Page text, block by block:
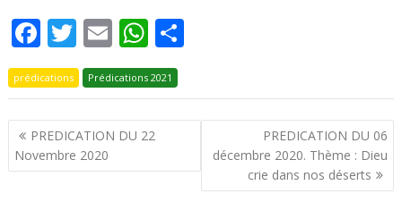
F
ac
e
b
o
o
T
w
itt
er
E
m
ai
l
W
h
at
s
A
p
ta
g
prédications Prédications 2021
PREDICATION DU 22
Novembre 2020
PREDICATION DU 06
décembre 2020. Thème : Dieu
crie dans nos déserts